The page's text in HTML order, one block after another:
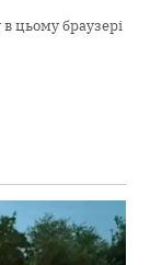
цьому браузері